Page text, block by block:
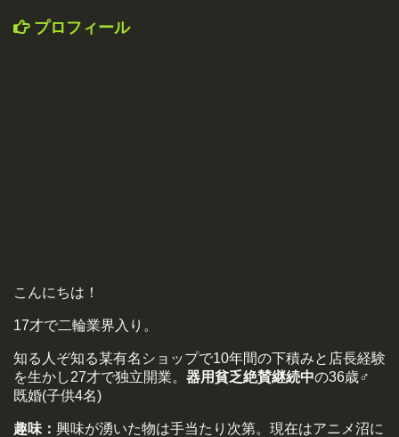
プロフィール
こんにちは！
17才で二輪業界入り。
知る人ぞ知る某有名ショップで10年間の下積みと店長経験
を生かし27才で独立開業。 器用貧乏絶賛継続中の36歳♂
既婚(子供4名)
趣味： 興味が湧いた物は手当たり次第。現在はアニメ沼に